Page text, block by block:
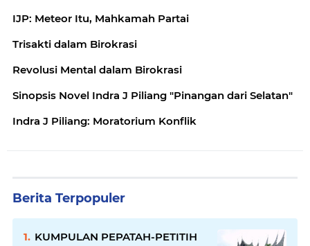
IJP: Meteor Itu, Mahkamah Partai
Trisakti dalam Birokrasi
Revolusi Mental dalam Birokrasi
Sinopsis Novel Indra J Piliang "Pinangan dari Selatan"
Indra J Piliang: Moratorium Konflik
Berita Terpopuler
KUMPULAN PEPATAH-PETITIH